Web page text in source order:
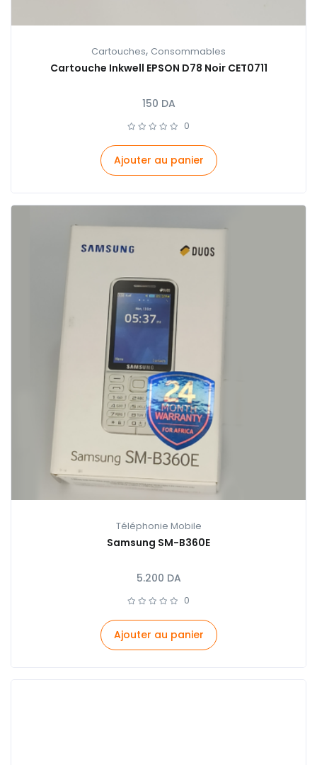
Cartouches, Consommables
Cartouche Inkwell EPSON D78 Noir CET0711
150 DA
0
Ajouter au panier
Téléphonie Mobile
Samsung SM-B360E
5.200 DA
0
Ajouter au panier